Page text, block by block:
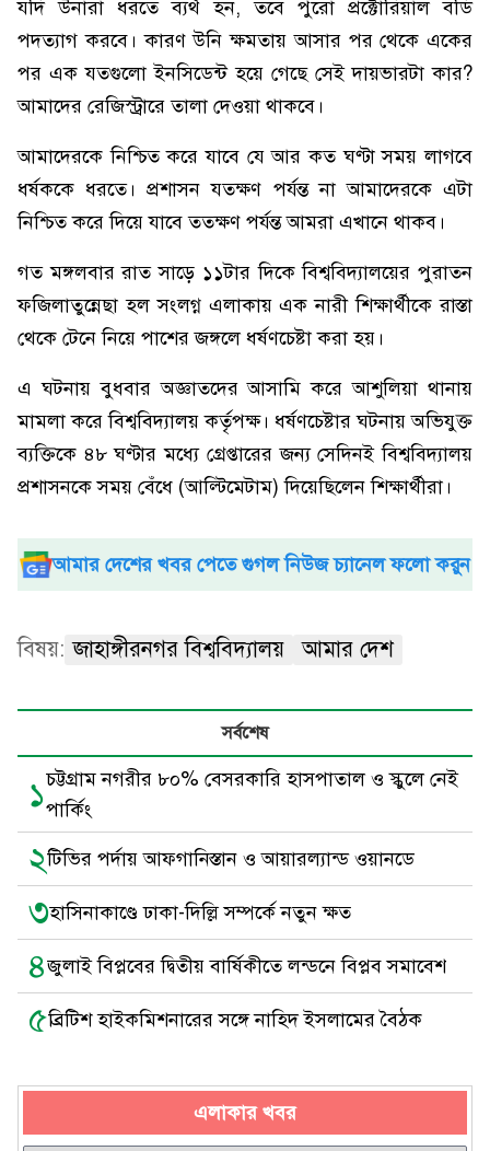
যদি উনারা ধরতে ব্যর্থ হন, তবে পুরো প্রক্টোরিয়াল বডি
পদত্যাগ করবে। কারণ উনি ক্ষমতায় আসার পর থেকে একের
পর এক যতগুলো ইনসিডেন্ট হয়ে গেছে সেই দায়ভারটা কার?
আমাদের রেজিস্ট্রারে তালা দেওয়া থাকবে।
আমাদেরকে নিশ্চিত করে যাবে যে আর কত ঘণ্টা সময় লাগবে
ধর্ষককে ধরতে। প্রশাসন যতক্ষণ পর্যন্ত না আমাদেরকে এটা
নিশ্চিত করে দিয়ে যাবে ততক্ষণ পর্যন্ত আমরা এখানে থাকব।
গত মঙ্গলবার রাত সাড়ে ১১টার দিকে বিশ্ববিদ্যালয়ের পুরাতন
ফজিলাতুন্নেছা হল সংলগ্ন এলাকায় এক নারী শিক্ষার্থীকে রাস্তা
থেকে টেনে নিয়ে পাশের জঙ্গলে ধর্ষণচেষ্টা করা হয়।
এ ঘটনায় বুধবার অজ্ঞাতদের আসামি করে আশুলিয়া থানায়
মামলা করে বিশ্ববিদ্যালয় কর্তৃপক্ষ। ধর্ষণচেষ্টার ঘটনায় অভিযুক্ত
ব্যক্তিকে ৪৮ ঘণ্টার মধ্যে গ্রেপ্তারের জন্য সেদিনই বিশ্ববিদ্যালয়
প্রশাসনকে সময় বেঁধে (আল্টিমেটাম) দিয়েছিলেন শিক্ষার্থীরা।
আমার দেশের খবর পেতে গুগল নিউজ চ্যানেল ফলো করুন
বিষয়: জাহাঙ্গীরনগর বিশ্ববিদ্যালয় আমার দেশ
সর্বশেষ
১চট্টগ্রাম নগরীর ৮০% বেসরকারি হাসপাতাল ও স্কুলে নেই
পার্কিং
২টিভির পর্দায় আফগানিস্তান ও আয়ারল্যান্ড ওয়ানডে
৩হাসিনাকাণ্ডে ঢাকা-দিল্লি সম্পর্কে নতুন ক্ষত
৪জুলাই বিপ্লবের দ্বিতীয় বার্ষিকীতে লন্ডনে বিপ্লব সমাবেশ
৫ব্রিটিশ হাইকমিশনারের সঙ্গে নাহিদ ইসলামের বৈঠক
এলাকার খবর